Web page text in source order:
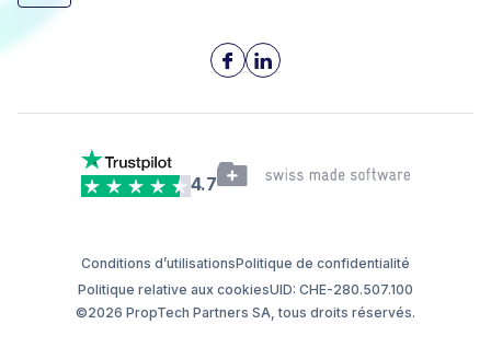
4.7
©2026 PropTech Partners SA, tous droits réservés.
Conditions d’utilisationsPolitique de confidentialité
Politique relative aux cookiesUID: CHE-280.507.100